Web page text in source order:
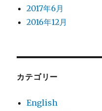
2017年6月
2016年12月
カテゴリー
English